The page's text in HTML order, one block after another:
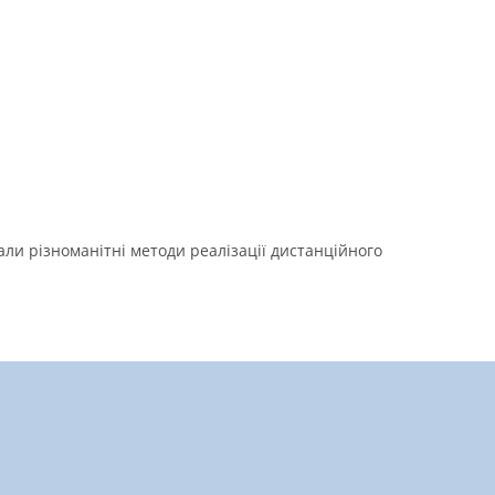
різноманітні методи реалізації дистанційного